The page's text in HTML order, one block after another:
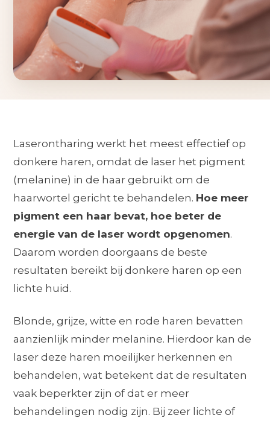
Laserontharing werkt het meest effectief op
donkere haren, omdat de laser het pigment
(melanine) in de haar gebruikt om de
haarwortel gericht te behandelen. Hoe meer
pigment een haar bevat, hoe beter de
energie van de laser wordt opgenomen.
Daarom worden doorgaans de beste
resultaten bereikt bij donkere haren op een
lichte huid.
Blonde, grijze, witte en rode haren bevatten
aanzienlijk minder melanine. Hierdoor kan de
laser deze haren moeilijker herkennen en
behandelen, wat betekent dat de resultaten
vaak beperkter zijn of dat er meer
behandelingen nodig zijn. Bij zeer lichte of